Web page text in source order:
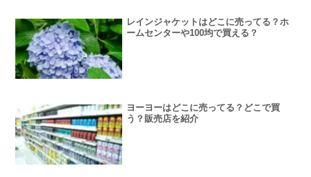
レインジャケットはどこに売ってる？ホ
ームセンターや100均で買える？
ヨーヨーはどこに売ってる？どこで買
う？販売店を紹介